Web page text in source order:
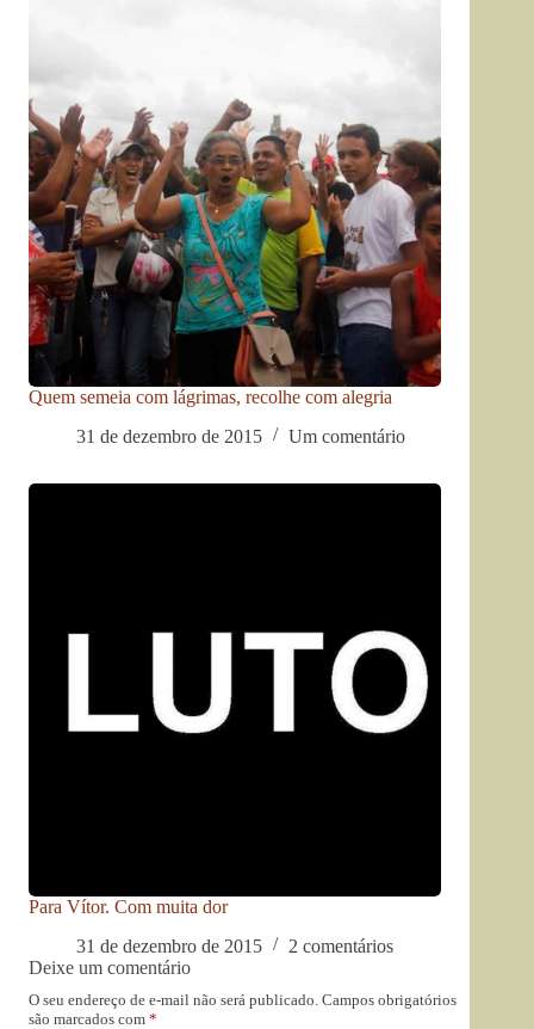
Quem semeia com lágrimas, recolhe com alegria
31 de dezembro de 2015
Um comentário
Para Vítor. Com muita dor
31 de dezembro de 2015
2 comentários
Deixe um comentário
O seu endereço de e-mail não será publicado. Campos obrigatórios
são marcados com *